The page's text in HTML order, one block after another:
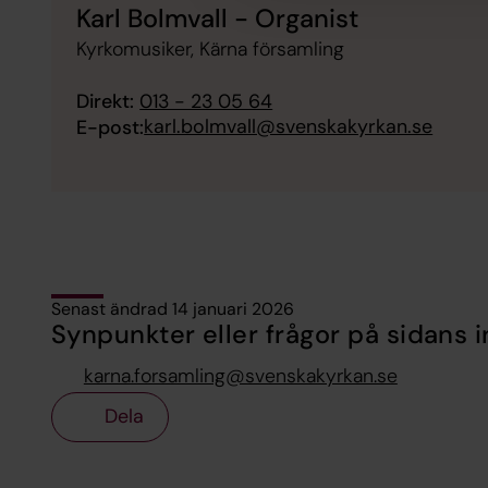
Karl Bolmvall - Organist
Kyrkomusiker, Kärna församling
Direkt: 013 - 23 05 64
E-post:karl.bolmvall@svenskakyrkan.se
Senast ändrad 14 januari 2026
Synpunkter eller frågor på sidans
karna.forsamling@svenskakyrkan.se
Dela